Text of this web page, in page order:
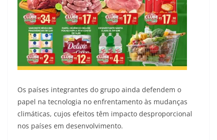
Os países integrantes do grupo ainda defendem o
papel na tecnologia no enfrentamento às mudanças
climáticas, cujos efeitos têm impacto desproporcional
nos países em desenvolvimento.